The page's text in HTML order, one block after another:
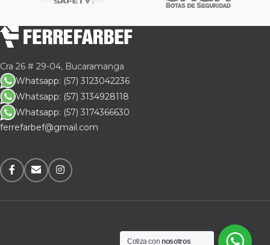
Cra 26 # 29-04, Bucaramanga
Whatsapp: (57) 3123042236
Whatsapp: (57) 3134928118
Whatsapp: (57) 3174366630
ferrefarbef@gmail.com
Cotiza connosotros